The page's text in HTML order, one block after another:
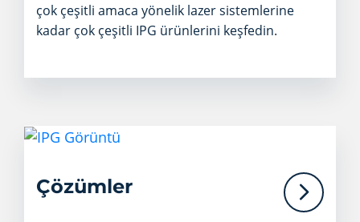
çok çeşitli amaca yönelik lazer sistemlerine
kadar çok çeşitli IPG ürünlerini keşfedin.
Çözümler